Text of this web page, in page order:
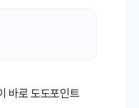
바로 도도포인트